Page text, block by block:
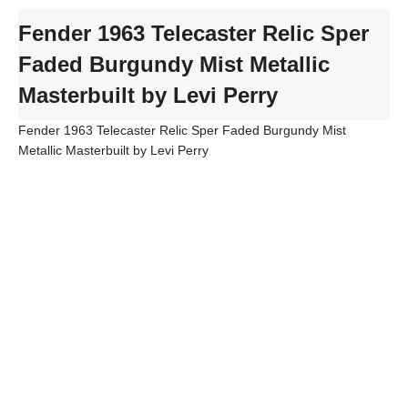
Fender 1963 Telecaster Relic Sper
Faded Burgundy Mist Metallic
Masterbuilt by Levi Perry
Fender 1963 Telecaster Relic Sper Faded Burgundy Mist
Metallic Masterbuilt by Levi Perry